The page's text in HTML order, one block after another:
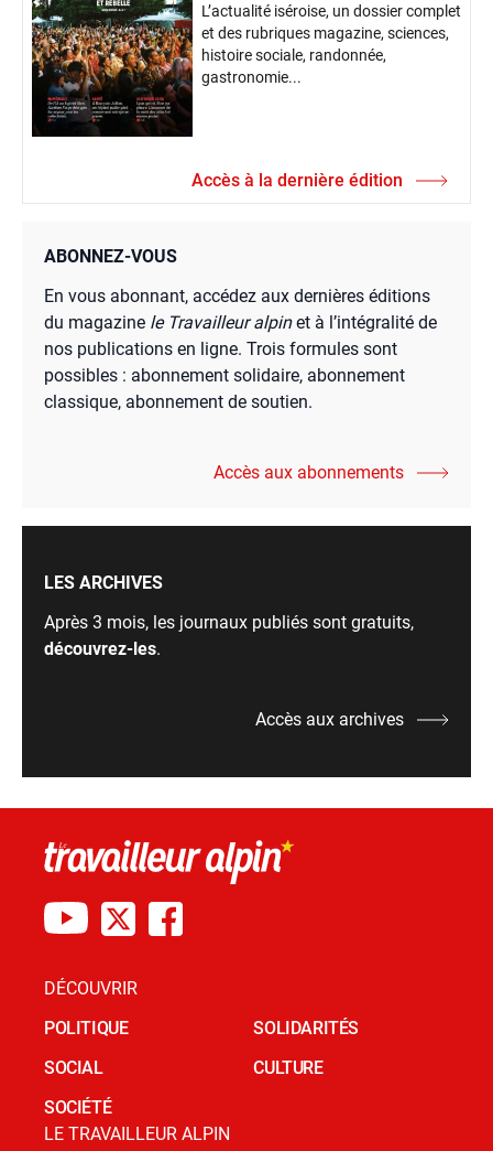
L’actualité iséroise, un dossier complet
et des rubriques magazine, sciences,
histoire sociale, randonnée,
gastronomie...
Accès à la dernière édition
ABONNEZ-VOUS
En vous abonnant, accédez aux dernières éditions
du magazine le Travailleur alpinet à l’intégralité de
nos publications en ligne. Trois formules sont
possibles : abonnement solidaire, abonnement
classique, abonnement de soutien.
Accès aux abonnements
LES ARCHIVES
Après 3 mois, les journaux publiés sont gratuits,
découvrez-les.
Accès aux archives
DÉCOUVRIR
POLITIQUE
SOCIAL
SOCIÉTÉ
SOLIDARITÉS
CULTURE
LE TRAVAILLEUR ALPIN